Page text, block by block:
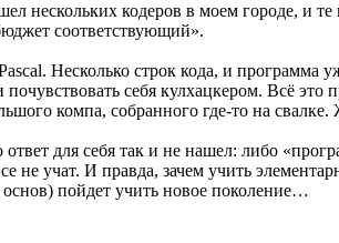
нескольких кодеров в моем городе, и
соответствующий».
Несколько строк кода, и программа
себя кулхацкером. Всё это
компа, собранного где-то на
для себя так и не нашел: либо
не учат. И правда, зачем учить
пойдет учить новое поколение…